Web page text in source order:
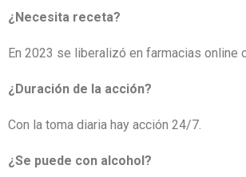
¿Necesita receta?
En 2023 se liberalizó en farmacias online
¿Duración de la acción?
Con la toma diaria hay acción 24/7.
¿Se puede con alcohol?